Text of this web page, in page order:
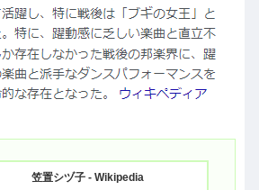
笠置シヅ子 - Wikipedia